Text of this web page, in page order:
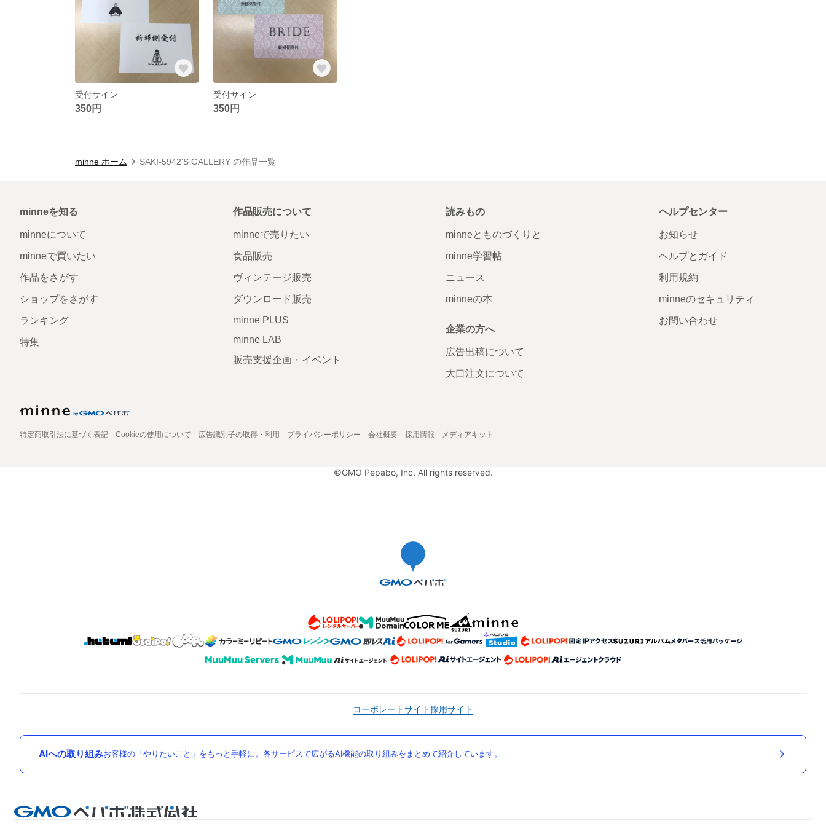
受付サイン
350円
受付サイン
350円
minne ホーム SAKI-5942'S GALLERY の作品一覧
minneを知る
minneについて
minneで買いたい
作品をさがす
ショップをさがす
ランキング
特集
作品販売について
minneで売りたい
食品販売
ヴィンテージ販売
ダウンロード販売
minne PLUS
minne LAB
販売支援企画・イベント
読みもの
minneとものづくりと
minne学習帖
ニュース
minneの本
企業の方へ
広告出稿について
大口注文について
ヘルプセンター
お知らせ
ヘルプとガイド
利用規約
minneのセキュリティ
お問い合わせ
特定商取引法に基づく表記 Cookieの使用について 広告識別子の取得・利用 プライバシーポリシー 会社概要 採用情報 メディアキット
©GMO Pepabo, Inc. All rights reserved.
コーポレートサイト採用サイト
AIへの取り組みお客様の「やりたいこと」をもっと手軽に。各サービスで広がるAI機能の取り組みをまとめて紹介しています。